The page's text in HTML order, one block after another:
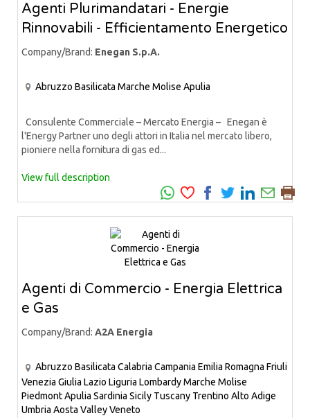
Agenti Plurimandatari - Energie
Rinnovabili - Efficientamento Energetico
Company/Brand: Enegan S.p.A.
Abruzzo Basilicata Marche Molise Apulia
Consulente Commerciale – Mercato Energia – Enegan è
l'Energy Partner uno degli attori in Italia nel mercato libero,
pioniere nella fornitura di gas ed...
View full description
Agenti di Commercio - Energia Elettrica
e Gas
Company/Brand: A2A Energia
Abruzzo Basilicata Calabria Campania Emilia Romagna Friuli
Venezia Giulia Lazio Liguria LombardyMarche Molise
PiedmontApulia Sardinia Sicily Tuscany Trentino Alto Adige
Umbria Aosta ValleyVeneto